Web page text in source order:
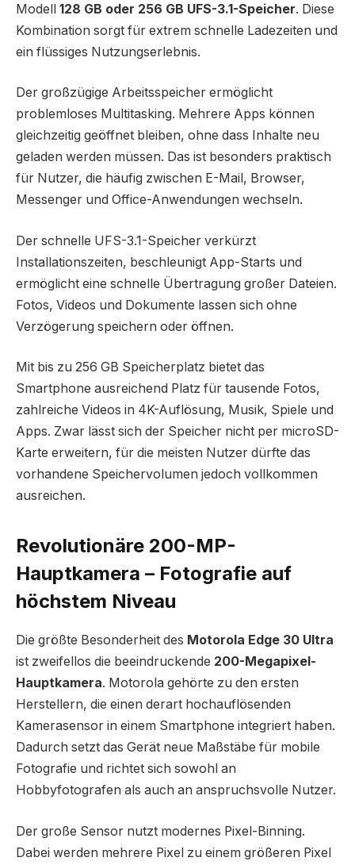
Modell 128 GB oder 256 GB UFS-3.1-Speicher. Diese
Kombination sorgt für extrem schnelle Ladezeiten und
ein flüssiges Nutzungserlebnis.
Der großzügige Arbeitsspeicher ermöglicht
problemloses Multitasking. Mehrere Apps können
gleichzeitig geöffnet bleiben, ohne dass Inhalte neu
geladen werden müssen. Das ist besonders praktisch
für Nutzer, die häufig zwischen E-Mail, Browser,
Messenger und Office-Anwendungen wechseln.
Der schnelle UFS-3.1-Speicher verkürzt
Installationszeiten, beschleunigt App-Starts und
ermöglicht eine schnelle Übertragung großer Dateien.
Fotos, Videos und Dokumente lassen sich ohne
Verzögerung speichern oder öffnen.
Mit bis zu 256 GB Speicherplatz bietet das
Smartphone ausreichend Platz für tausende Fotos,
zahlreiche Videos in 4K-Auflösung, Musik, Spiele und
Apps. Zwar lässt sich der Speicher nicht per microSD-
Karte erweitern, für die meisten Nutzer dürfte das
vorhandene Speichervolumen jedoch vollkommen
ausreichen.
Revolutionäre 200-MP-
Hauptkamera – Fotografie auf
höchstem Niveau
Die größte Besonderheit des Motorola Edge 30 Ultra
ist zweifellos die beeindruckende 200-Megapixel-
Hauptkamera. Motorola gehörte zu den ersten
Herstellern, die einen derart hochauflösenden
Kamerasensor in einem Smartphone integriert haben.
Dadurch setzt das Gerät neue Maßstäbe für mobile
Fotografie und richtet sich sowohl an
Hobbyfotografen als auch an anspruchsvolle Nutzer.
Der große Sensor nutzt modernes Pixel-Binning.
Dabei werden mehrere Pixel zu einem größeren Pixel